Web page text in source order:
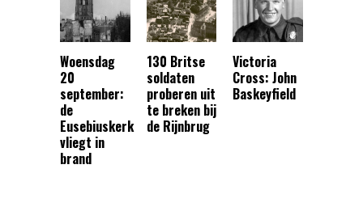
Woensdag
20
september:
de
Eusebiuskerk
vliegt in
brand
130 Britse
soldaten
proberen uit
te breken bij
de Rijnbrug
Victoria
Cross: John
Baskeyfield